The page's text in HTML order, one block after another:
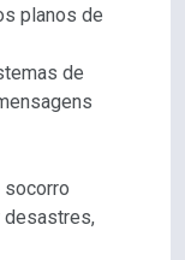
planos de
de
socorro
desastres,